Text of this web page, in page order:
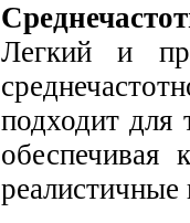
Легкий и
подходит для
обеспечивая
реалистичные